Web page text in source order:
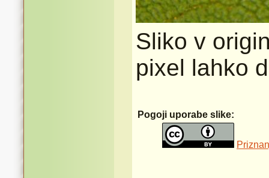
Sliko v
pixel lahko
Pogoji uporabe slike: